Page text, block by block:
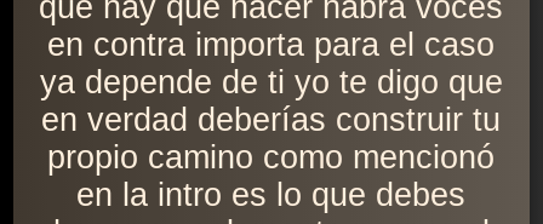
que hay que hacer habrá voces
en contra importa para el caso
ya depende de ti yo te digo que
en verdad deberías construir tu
propio camino como mencionó
en la intro es lo que debes